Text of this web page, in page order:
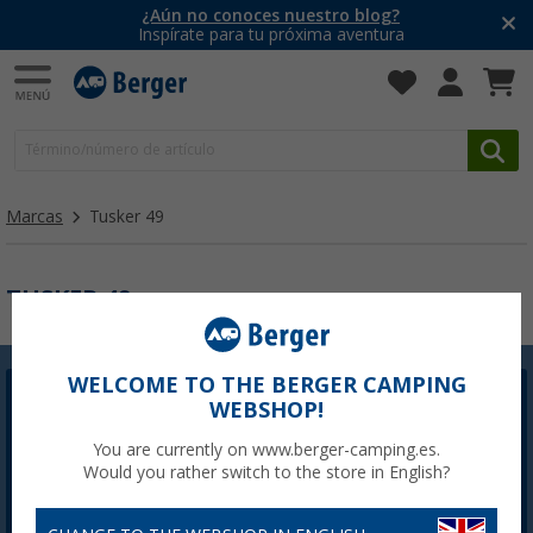
¿Aún no conoces nuestro blog?
Inspírate para tu próxima aventura
Marcas Tusker 49
TUSKER 49
Newsletter Berger
actualmente. Arreglaremos el problema lo antes
posible.
WELCOME TO THE BERGER CAMPING
WEBSHOP!
You are currently on www.berger-camping.es.
Would you rather switch to the store in English?